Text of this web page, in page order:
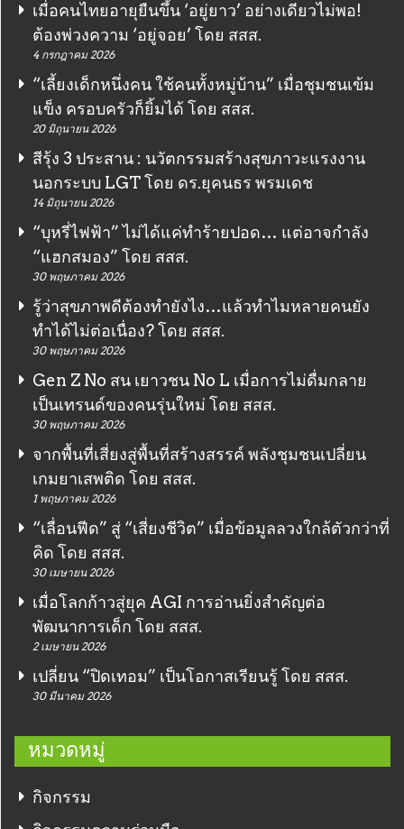
เมื่อคนไทยอายุยืนขึ้น ‘อยู่ยาว’ อย่างเดียวไม่พอ!
ต้องพ่วงความ ‘อยู่จอย’ โดย สสส.
4 กรกฎาคม 2026
“เลี้ยงเด็กหนึ่งคน ใช้คนทั้งหมู่บ้าน” เมื่อชุมชนเข้ม
แข็ง ครอบครัวก็ยิ้มได้ โดย สสส.
20 มิถุนายน 2026
สีรุ้ง 3 ประสาน : นวัตกรรมสร้างสุขภาวะแรงงาน
นอกระบบ LGT โดย ดร.ยุคนธร พรมเดช
14 มิถุนายน 2026
“บุหรี่ไฟฟ้า” ไม่ได้แค่ทำร้ายปอด… แต่อาจกำลัง
“แฮกสมอง” โดย สสส.
30 พฤษภาคม 2026
รู้ว่าสุขภาพดีต้องทำยังไง…แล้วทำไมหลายคนยัง
ทำได้ไม่ต่อเนื่อง? โดย สสส.
30 พฤษภาคม 2026
Gen Z No สน เยาวชน No L เมื่อการไม่ดื่มกลาย
เป็นเทรนด์ของคนรุ่นใหม่ โดย สสส.
30 พฤษภาคม 2026
จากพื้นที่เสี่ยงสู่พื้นที่สร้างสรรค์ พลังชุมชนเปลี่ยน
เกมยาเสพติด โดย สสส.
1 พฤษภาคม 2026
“เลื่อนฟีด” สู่ “เสี่ยงชีวิต” เมื่อข้อมูลลวงใกล้ตัวกว่าที่
คิด โดย สสส.
30 เมษายน 2026
เมื่อโลกก้าวสู่ยุค AGI การอ่านยิ่งสำคัญต่อ
พัฒนาการเด็ก โดย สสส.
2 เมษายน 2026
เปลี่ยน “ปิดเทอม” เป็นโอกาสเรียนรู้ โดย สสส.
30 มีนาคม 2026
หมวดหมู่
กิจกรรม